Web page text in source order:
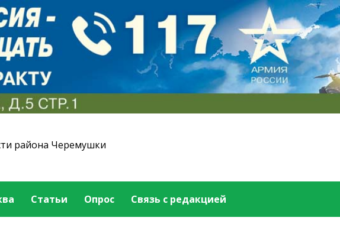
района Черемушки
Статьи Опрос Связь с редакцией